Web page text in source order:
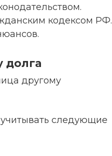
кодексом РФ.
долга
другому
следующие